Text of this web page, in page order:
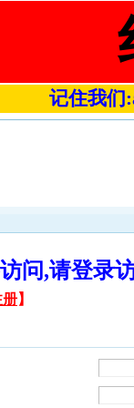
记住我们
访问,请登
册】